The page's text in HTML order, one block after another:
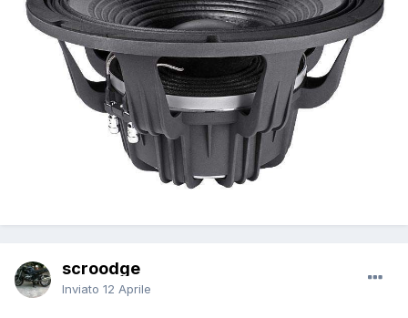
scroodge
Inviato 12 Aprile